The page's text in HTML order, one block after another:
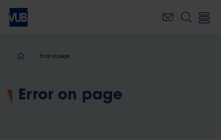
Skip
main
Breadcrumb
Error on page
Error on page